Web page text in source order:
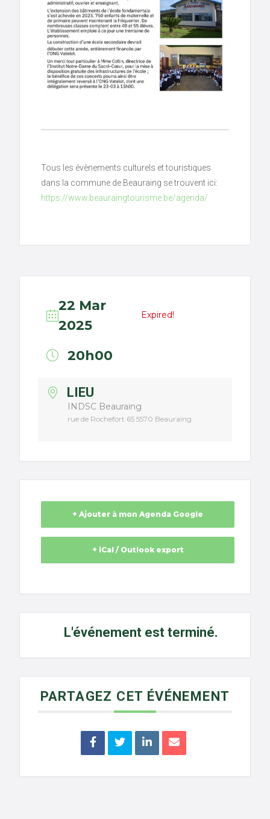
Tous les évènements culturels et touristiques
dans la commune de Beauraing se trouvent ici:
https://www.beauraingtourisme.be/agenda/
22 Mar
2025
Expired!
20h00
LIEU
INDSC Beauraing
rue de Rochefort 65 5570 Beauraing
+ Ajouter à mon Agenda Google
+ iCal / Outlook export
L'événement est terminé.
PARTAGEZ CET ÉVÉNEMENT